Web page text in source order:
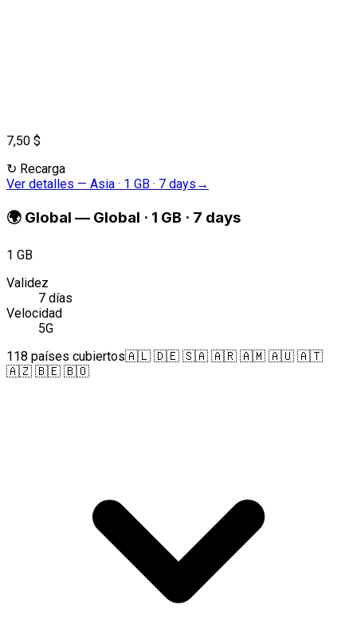
7,50 $
↻ Recarga
Ver detalles — Asia · 1 GB · 7 days →
🌍 Global — Global · 1 GB · 7 days
1 GB
Validez
7 días
Velocidad
5G
118 países cubiertos🇦🇱 🇩🇪 🇸🇦 🇦🇷 🇦🇲 🇦🇺 🇦🇹
🇦🇿 🇧🇪 🇧🇴